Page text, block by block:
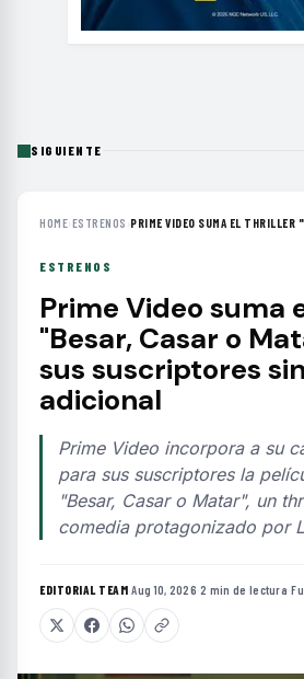
SIGUIENTE
HOME›ESTRENOS ›PRIME VIDEO SUMA EL THRILLER
ESTRENOS
Prime Video suma
"Besar, Casar o
sus suscriptores
adicional
Prime Video incorpora a su
para sus suscriptores la
"Besar, Casar o Matar", un
comedia protagonizado por
EDITORIAL TEAM·Aug 10, 2026·2 min de lectura·